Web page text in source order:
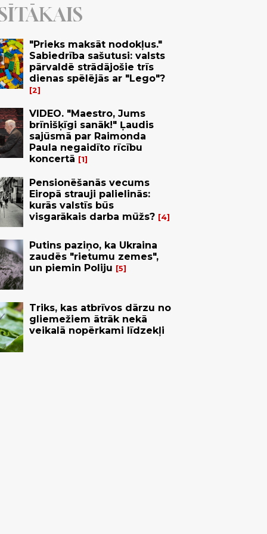
"Prieks maksāt nodokļus."
Sabiedrība sašutusi: valsts
pārvaldē strādājošie trīs
dienas spēlējās ar "Lego"?
2
VIDEO. "Maestro, Jums
brīnišķīgi sanāk!" Ļaudis
sajūsmā par Raimonda
Paula negaidīto rīcību
koncertā
1
Pensionēšanās vecums
Eiropā strauji palielinās:
kurās valstīs būs
visgarākais darba mūžs?
4
Putins paziņo, ka Ukraina
zaudēs "rietumu zemes",
un piemin Poliju
5
Triks, kas atbrīvos dārzu no
gliemežiem ātrāk nekā
veikalā nopērkami līdzekļi